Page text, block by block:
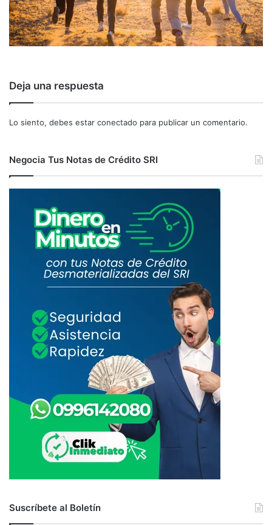
Deja una respuesta
Lo siento, debes estar conectado para publicar un comentario.
Negocia Tus Notas de Crédito SRI
Suscríbete al Boletín